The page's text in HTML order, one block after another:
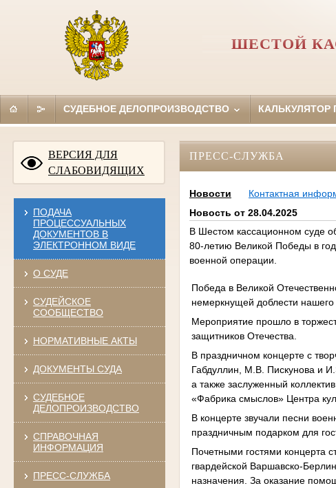
ШЕСТОЙ
СУДЕБНОЕ ДЕЛОПРОИЗВОДСТВО
ВЕРСИЯ ДЛЯ
СЛАБОВИДЯЩИХ
ПОДАЧА
ПРОЦЕССУАЛЬНЫХ
ДОКУМЕНТОВ В
ЭЛЕКТРОННОМ ВИДЕ
О СУДЕ
СУДЕЙСКОЕ
СООБЩЕСТВО
НОРМАТИВНЫЕ АКТЫ
ДОКУМЕНТЫ СУДА
СУДЕБНОЕ
ДЕЛОПРОИЗВОДСТВО
СПРАВОЧНАЯ
ИНФОРМАЦИЯ
ПРЕСС-СЛУЖБА
ПРЕСС-СЛУЖБА
Новости
Контактная
Новость от 28.04.2025
В Шестом кассационном суде
80-летию Великой Победы в
военной операции.
Победа в Великой
немеркнущей доблести
Мероприятие прошло в
защитников Отечества.
В праздничном концерте с
Габдуллин, М.В. Пискунова и
а также заслуженный
«Фабрика смыслов» Центра
В концерте звучали песни
праздничным подарком для
Почетными гостями концерта
гвардейской Варшавско-
назначения. За оказание